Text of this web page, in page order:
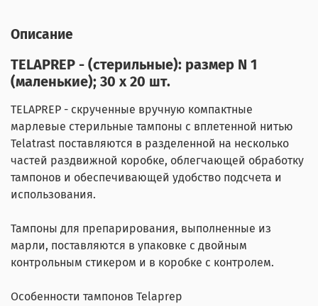
Описание
TELAPREP - (стерильные): размер N 1
(маленькие); 30 х 20 шт.
TELAPREP - скрученные вручную компактные
марлевые стерильные тампоны с вплетенной нитью
Telatrast поставляются в разделенной на несколько
частей раздвижной коробке, облегчающей обработку
тампонов и обеспечивающей удобство подсчета и
использования.
Тампоны для препарирования, выполненные из
марли, поставляются в упаковке с двойным
контрольным стикером и в коробке с контролем.
Особенности тампонов Telaprep